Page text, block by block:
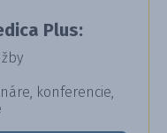
Plus:
konferencie,